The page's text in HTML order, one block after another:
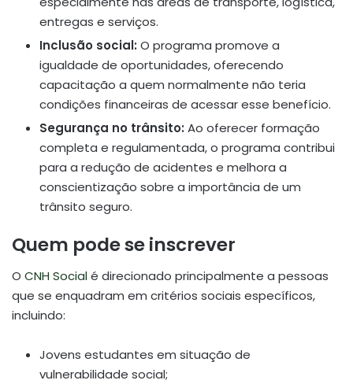
entregas e serviços.
Inclusão social: O programa promove a
igualdade de oportunidades, oferecendo
capacitação a quem normalmente não teria
condições financeiras de acessar esse benefício.
Segurança no trânsito: Ao oferecer formação
completa e regulamentada, o programa contribui
para a redução de acidentes e melhora a
conscientização sobre a importância de um
trânsito seguro.
Quem pode se inscrever
O CNH Socialé direcionado principalmente a pessoas
que se enquadram em critérios sociais específicos,
incluindo:
Jovens estudantes em situação de
vulnerabilidade social;